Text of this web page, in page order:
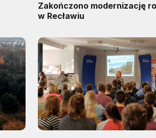
Zakończono modernizację
w Recławiu